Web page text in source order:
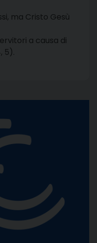
ma Cristo Gesù
a causa di
5).